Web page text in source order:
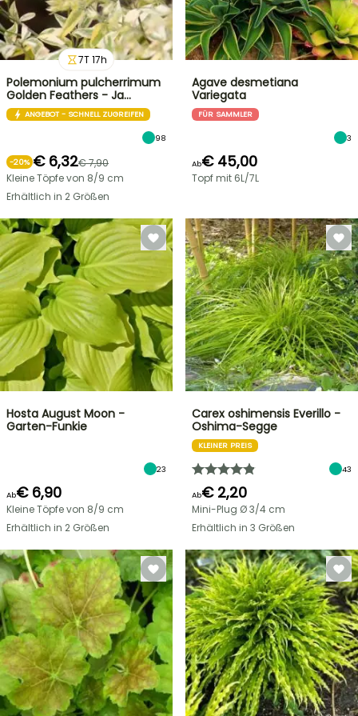
7T17h
Polemonium pulcherrimum
Golden Feathers - Ja…
ANGEBOT - SCHNELL ZUGREIFEN
98
-20% € 6,32€ 7,90
Kleine Töpfe von 8/9 cm
Erhältlich in 2 Größen
Agave desmetiana
Variegata
FÜR SAMMLER
3
Ab€ 45,00
Topf mit 6L/7L
Hosta August Moon -
Garten-Funkie
23
Ab€ 6,90
Kleine Töpfe von 8/9 cm
Erhältlich in 2 Größen
Carex oshimensis Everillo -
Oshima-Segge
KLEINER PREIS
43
Ab€ 2,20
Mini-Plug Ø 3/4 cm
Erhältlich in 3 Größen